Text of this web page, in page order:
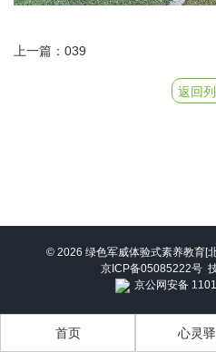
上一篇：039
返回
© 2026 绿色军威体验式素养教育[
京ICP备05085222号
京公网安备
首页 心灵